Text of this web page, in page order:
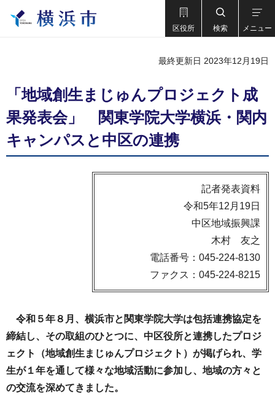
区役所 検索 メニュー
最終更新日 2023年12月19日
「地域創生まじゅんプロジェクト成
果発表会」 関東学院大学横浜・関内
キャンパスと中区の連携
記者発表資料
令和5年12月19日
中区地域振興課
木村 友之
電話番号：045-224-8130
ファクス：045-224-8215
令和５年８月、横浜市と関東学院大学は包括連携協定を
締結し、その取組のひとつに、中区役所と連携したプロジ
ェクト（地域創生まじゅんプロジェクト）が掲げられ、学
生が１年を通して様々な地域活動に参加し、地域の方々と
の交流を深めてきました。